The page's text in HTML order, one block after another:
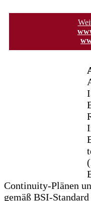
Continuity-Plänen
gemäß BSI-